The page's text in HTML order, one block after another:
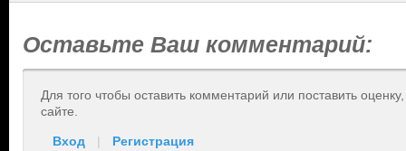
Оставьте Ваш комментарий:
Для того чтобы оставить комментарий или поставить
сайте.
Вход | Регистрация